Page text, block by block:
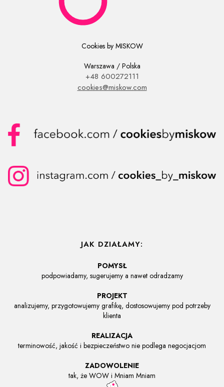
Cookies by MISKOW
Warszawa / Polska
+48 600272111
cookies@miskow.com
JAK DZIAŁAMY:
POMYSŁ
podpowiadamy, sugerujemy a nawet odradzamy
PROJEKT
analizujemy, przygotowujemy grafikę, dostosowujemy pod potrzeby
klienta
REALIZACJA
terminowość, jakość i bezpieczeństwo nie podlega negocjacjom
ZADOWOLENIE
tak, że WOW i Mniam Mniam